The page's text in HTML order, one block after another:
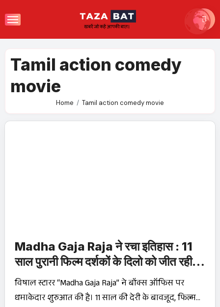
to
Tamil action comedy
movie
Home Tamil action comedy movie
Madha Gaja Raja ने रचा इतिहास : 11
साल पुरानी फिल्म दर्शकों के दिलो को जीत रही |
जाने ३ दिनों के रिकॉर्ड तोड़ कलेक्शन
विषाल स्टारर “Madha Gaja Raja” ने बॉक्स ऑफिस पर
धमाकेदार शुरुआत की है। 11 साल की देरी के बावजूद, फिल्म…